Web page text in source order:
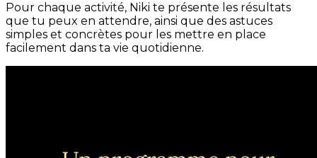
Pour chaque activité, Niki te présente les résultats
que tu peux en attendre, ainsi que des astuces
simples et concrètes pour les mettre en place
facilement dans ta vie quotidienne.